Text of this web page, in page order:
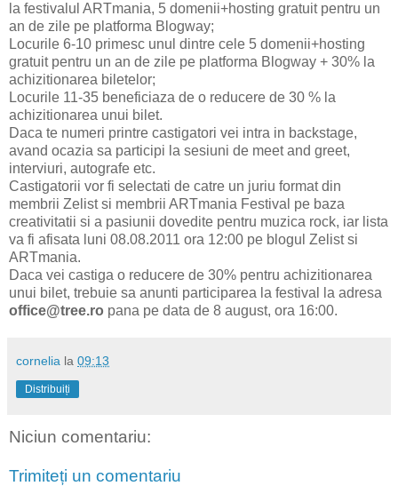
la festivalul ARTmania, 5 domenii+hosting gratuit pentru un
an de zile pe platforma Blogway;
Locurile 6-10 primesc unul dintre cele 5 domenii+hosting
gratuit pentru un an de zile pe platforma Blogway + 30% la
achizitionarea biletelor;
Locurile 11-35 beneficiaza de o reducere de 30 % la
achizitionarea unui bilet.
Daca te numeri printre castigatori vei intra in backstage,
avand ocazia sa participi la sesiuni de meet and greet,
interviuri, autografe etc.
Castigatorii vor fi selectati de catre un juriu format din
membrii Zelist si membrii ARTmania Festival pe baza
creativitatii si a pasiunii dovedite pentru muzica rock, iar lista
va fi afisata luni 08.08.2011 ora 12:00 pe blogul Zelist si
ARTmania.
Daca vei castiga o reducere de 30% pentru achizitionarea
unui bilet, trebuie sa anunti participarea la festival la adresa
office@tree.ro pana pe data de 8 august, ora 16:00.
cornelia la 09:13
Distribuiți
Niciun comentariu:
Trimiteți un comentariu